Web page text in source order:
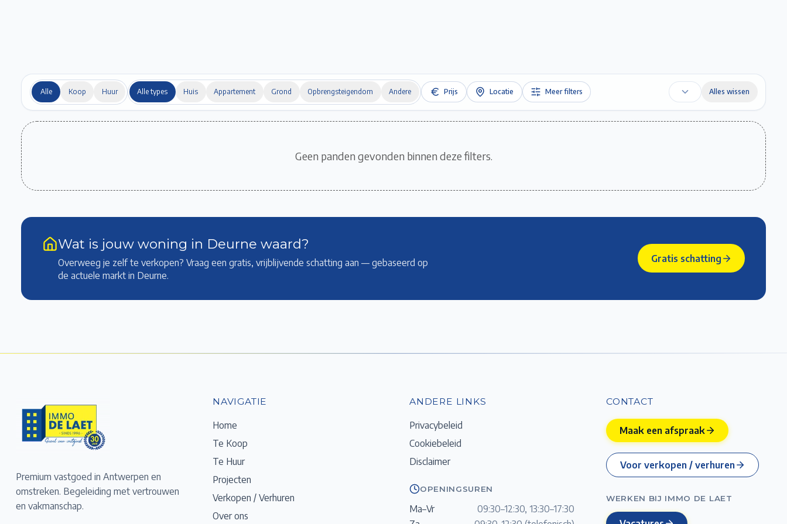
Alle Koop Huur Alle types Huis Appartement Grond Opbrengsteigendom Andere Prijs Locatie Meer filters Alles wissen
Geen panden gevonden binnen deze filters.
Wat is jouw woning in Deurne waard?
Overweeg je zelf te verkopen? Vraag een gratis, vrijblijvende schatting aan — gebaseerd op
de actuele markt in Deurne
Gratis schatting
Premium vastgoed in Antwerpen en
omstreken. Begeleiding met vertrouwen
en vakmanschap.
NAVIGATIE
Home
Te Koop
Te Huur
Projecten
Verkopen / Verhuren
Over ons
ANDERE LINKS
Privacybeleid
Cookiebeleid
Disclaimer
OPENINGSUREN
Ma–Vr
09:30–12:30, 13:30–17:30
CONTACT
Maak een afspraak
Voor verkopen / verhuren
WERKEN BIJ IMMO DE LAET